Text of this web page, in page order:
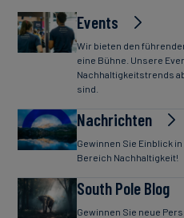
Events
Wir bieten den
eine Bühne. Unsere
Nachhaltigkeitstrends
sind.
Nachrichten
Gewinnen Sie Einblick
Bereich Nachhaltigkeit!
South Pole Blog
Gewinnen Sie neue